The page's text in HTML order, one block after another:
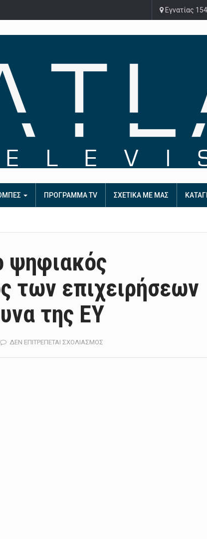
Εγνατίας
ΠΡΟΓΡΑΜΜΑ TV ΣΧΕΤΙΚΑ ΜΕ ΜΑΣ
ψηφιακός
των επιχειρήσεων
της EY
ΔΕΝ ΕΠΙΤΡΈΠΕΤΑΙ ΣΧΟΛΙΑΣΜΌΣ